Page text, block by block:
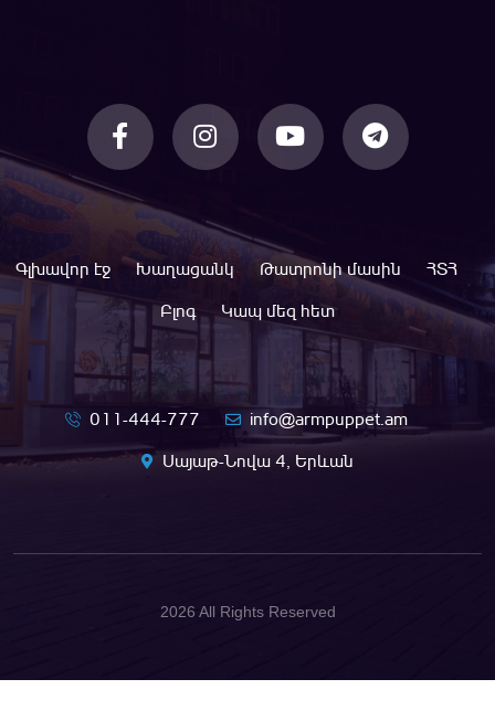
Գլխավոր էջ Խաղացանկ Թատրոնի մասին
ՀՏՀ
Բլոգ
Կապ մեզ հետ
011-444-777
info@armpuppet.am
Սայաթ-Նովա 4, Երևան
2026 All Rights Reserved